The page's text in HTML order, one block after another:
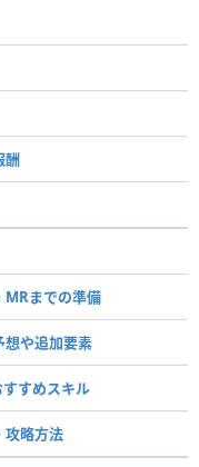
酬
MRまでの準備
想や追加要素
すめスキル
攻略方法